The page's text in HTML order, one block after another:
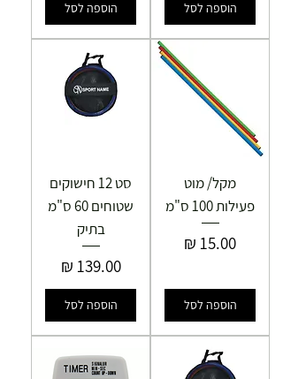
הוספה לסל הוספה לסל
מקל/ מוט
פעילות 100 ס"מ
מחיר
הוספה לסל
סט 12 חישוקים
שטוחים 60 ס"מ
בתיק
מחיר‏139.00 ‏₪
הוספה לסל